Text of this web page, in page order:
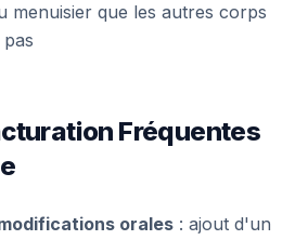
menuisier que les autres corps
Fréquentes
orales : ajout d'un